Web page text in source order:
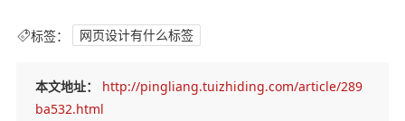
标签： 网页设计有什么标签
本文地址：
http://pingliang.tuizhiding.com/article/289
ba532.html